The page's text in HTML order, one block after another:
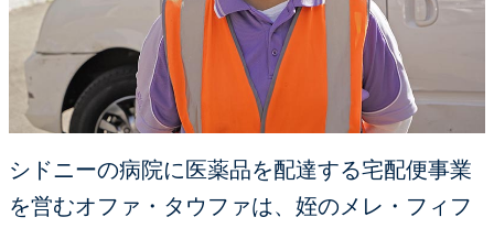
シドニーの病院に医薬品を配達する宅配便事業
を営むオファ・タウファは、姪のメレ・フィフ